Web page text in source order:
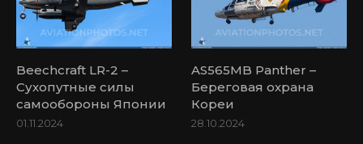
Beechcraft LR-2 –
Сухопутные силы
самообороны Японии
01.11.2024
AS565MB Panther –
Береговая охрана
Кореи
28.10.2024